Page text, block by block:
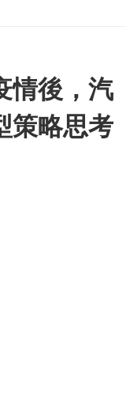
情後，汽
策略思考